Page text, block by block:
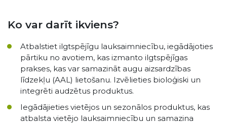
Ko var darīt ikviens?
Atbalstiet ilgtspējīgu lauksaimniecību, iegādājoties
pārtiku no avotiem, kas izmanto ilgtspējīgas
prakses, kas var samazināt augu aizsardzības
līdzekļu (AAL) lietošanu. Izvēlieties bioloģiski un
integrēti audzētus produktus.
Iegādājieties vietējos un sezonālos produktus, kas
atbalsta vietējo lauksaimniecību un samazina